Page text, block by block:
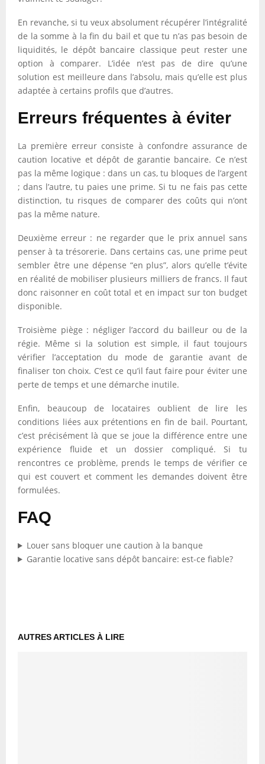
En revanche, si tu veux absolument récupérer l’intégralité
de la somme à la fin du bail et que tu n’as pas besoin de
liquidités, le dépôt bancaire classique peut rester une
option à comparer. L’idée n’est pas de dire qu’une
solution est meilleure dans l’absolu, mais qu’elle est plus
adaptée à certains profils que d’autres.
Erreurs fréquentes à éviter
La première erreur consiste à confondre assurance de
caution locative et dépôt de garantie bancaire. Ce n’est
pas la même logique : dans un cas, tu bloques de l’argent
; dans l’autre, tu paies une prime. Si tu ne fais pas cette
distinction, tu risques de comparer des coûts qui n’ont
pas la même nature.
Deuxième erreur : ne regarder que le prix annuel sans
penser à ta trésorerie. Dans certains cas, une prime peut
sembler être une dépense “en plus”, alors qu’elle t’évite
en réalité de mobiliser plusieurs milliers de francs. Il faut
donc raisonner en coût total et en impact sur ton budget
disponible.
Troisième piège : négliger l’accord du bailleur ou de la
régie. Même si la solution est simple, il faut toujours
vérifier l’acceptation du mode de garantie avant de
finaliser ton choix. C’est ce qu’il faut faire pour éviter une
perte de temps et une démarche inutile.
Enfin, beaucoup de locataires oublient de lire les
conditions liées aux prétentions en fin de bail. Pourtant,
c’est précisément là que se joue la différence entre une
expérience fluide et un dossier compliqué. Si tu
rencontres ce problème, prends le temps de vérifier ce
qui est couvert et comment les demandes doivent être
formulées.
FAQ
Louer sans bloquer une caution à la banque
Garantie locative sans dépôt bancaire: est-ce fiable?
AUTRES ARTICLES À LIRE